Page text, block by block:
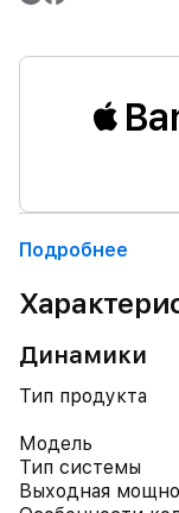
Подробнее
Динамики
Тип продукта
Модель
Тип системы
Выходная